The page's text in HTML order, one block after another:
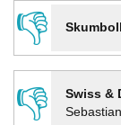
👎
👎
Swiss &